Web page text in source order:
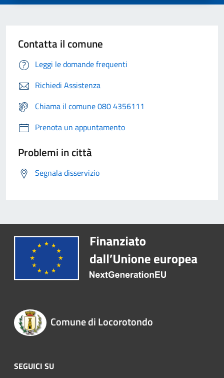
Contatta il comune
Leggi le domande frequenti
Richiedi Assistenza
Chiama il comune 080 4356111
Prenota un appuntamento
Problemi in città
Segnala disservizio
Comune di Locorotondo
SEGUICI SU